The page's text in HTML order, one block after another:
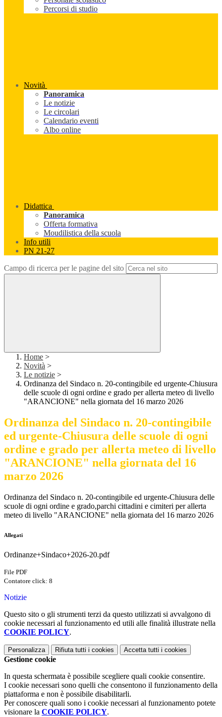
Percorsi di studio
Novità
Panoramica
Le notizie
Le circolari
Calendario eventi
Albo online
Didattica
Panoramica
Offerta formativa
Moudilistica della scuola
Info utili
PN 21-27
Campo di ricerca per le pagine del sito
Home >
Novità >
Le notizie >
Ordinanza del Sindaco n. 20-contingibile ed urgente-Chiusura
delle scuole di ogni ordine e grado per allerta meteo di livello
"ARANCIONE" nella giornata del 16 marzo 2026
Ordinanza del Sindaco n. 20-contingibile
ed urgente-Chiusura delle scuole di ogni
ordine e grado per allerta meteo di livello
"ARANCIONE" nella giornata del 16
marzo 2026
Ordinanza del Sindaco n. 20-contingibile ed urgente-Chiusura delle
scuole di ogni ordine e grado,parchi cittadini e cimiteri per allerta
meteo di livello "ARANCIONE" nella giornata del 16 marzo 2026
Allegati
Ordinanze+Sindaco+2026-20.pdf
File PDF
Contatore click: 8
Notizie
Questo sito o gli strumenti terzi da questo utilizzati si avvalgono di
cookie necessari al funzionamento ed utili alle finalità illustrate nella
COOKIE POLICY.
Personalizza Rifiuta tutti i cookies Accetta tutti i cookies
Gestione cookie
In questa schermata è possibile scegliere quali cookie consentire.
I cookie necessari sono quelli che consentono il funzionamento della
piattaforma e non è possibile disabilitarli.
Per conoscere quali sono i cookie necessari al funzionamento potete
visionare la COOKIE POLICY.